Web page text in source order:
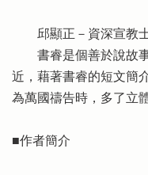
邱顯正－資深宣教士
書睿是個善於說故事
近，藉著書睿的短文簡
為萬國禱告時，多了立
■作者簡介